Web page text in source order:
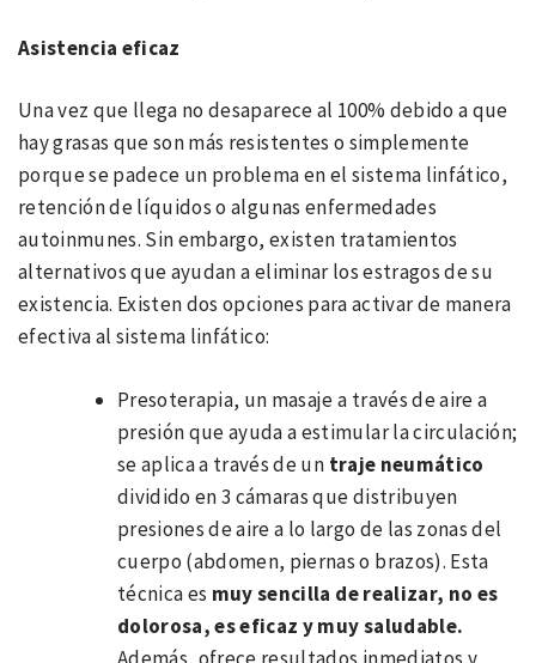
Asistencia eficaz
Una vez que llega no desaparece al 100% debido a que
hay grasas que son más resistentes o simplemente
porque se padece un problema en el sistema linfático,
retención de líquidos o algunas enfermedades
autoinmunes. Sin embargo, existen tratamientos
alternativos que ayudan a eliminar los estragos de su
existencia. Existen dos opciones para activar de manera
efectiva al sistema linfático:
Presoterapia, un masaje a través de aire a
presión que ayuda a estimular la circulación;
se aplica a través de un traje neumático
dividido en 3 cámaras que distribuyen
presiones de aire a lo largo de las zonas del
cuerpo (abdomen, piernas o brazos). Esta
técnica es muy sencilla de realizar, no es
dolorosa, es eficaz y muy saludable.
Además, ofrece resultados inmediatos y